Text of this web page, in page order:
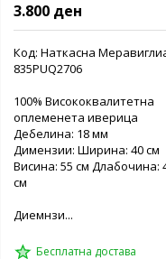
3.800 ден
Код: Наткасна
835PUQ2706
100% Висококвалитетна
оплеменета иверица
Дебелина: 18 мм
Димензии: Ширина: 40 см
Висина: 55 см Длабочина:
см
Диемнзи...
Бесплатна достава